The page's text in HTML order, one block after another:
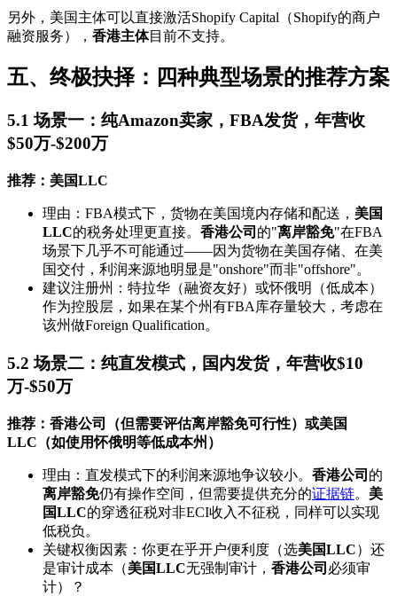
另外，美国主体可以直接激活Shopify Capital（Shopify的商户
融资服务）， 香港主体目前不支持。
五、终极抉择：四种典型场景的推荐方案
5.1 场景一：纯Amazon卖家，FBA发货，年营收
$50万-$200万
推荐：美国LLC
理由：FBA模式下，货物在美国境内存储和配送， 美国
LLC的税务处理更直接。 香港公司 的"离岸豁免"在FBA
场景下几乎不可能通过——因为货物在美国存储、在美
国交付，利润来源地明显是"onshore"而非"offshore"。
建议注册州：特拉华（融资友好）或怀俄明（低成本）
作为控股层，如果在某个州有FBA库存量较大，考虑在
该州做Foreign Qualification。
5.2 场景二：纯直发模式，国内发货，年营收$10
万-$50万
推荐：香港公司（但需要评估离岸豁免可行性）或美国
LLC（如使用怀俄明等低成本州）
理由：直发模式下的利润来源地争议较小。 香港公司 的
离岸豁免仍有操作空间，但需要提供充分的证据链。 美
国LLC的穿透征税对非ECI收入不征税，同样可以实现
低税负。
关键权衡因素：你更在乎开户便利度（选美国LLC）还
是审计成本（美国LLC无强制审计， 香港公司 必须审
计）？